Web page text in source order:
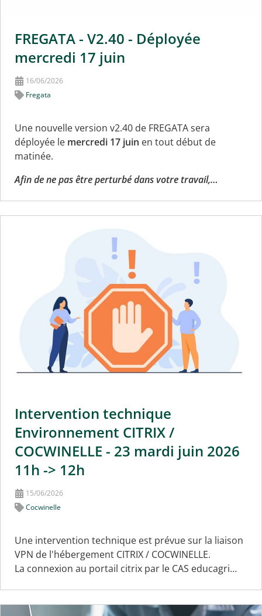
FREGATA - V2.40 - Déployée
mercredi 17 juin
16/06/2026
Fregata
Une nouvelle version v2.40 de FREGATA sera
déployée le mercredi 17 juin en tout début de
matinée.
Afin de ne pas être perturbé dans votre travail,…
Intervention technique
Environnement CITRIX /
COCWINELLE - 23 mardi juin 2026
11h -> 12h
15/06/2026
Cocwinelle
Une intervention technique est prévue sur la liaison
VPN de l'hébergement CITRIX / COCWINELLE.
La connexion au portail citrix par le CAS educagri…